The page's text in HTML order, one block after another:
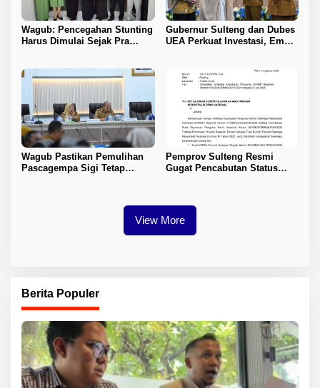
Wagub: Pencegahan Stunting
Harus Dimulai Sejak Pra
Gubernur Sulteng dan Dubes
UEA Perkuat Investasi, Empat
Wagub Pastikan Pemulihan
Pascagempa Sigi Tetap
Pemprov Sulteng Resmi
Gugat Pencabutan Status
View More
Berita Populer